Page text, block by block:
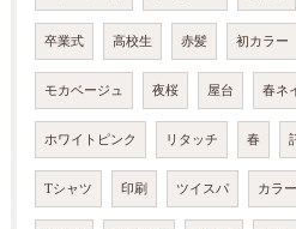
卒業式 高校生 赤髪 初カラー
モカベージュ 夜桜 屋台 春ネ
ホワイトピンク リタッチ 春
Tシャツ 印刷 ツイスパ カラ